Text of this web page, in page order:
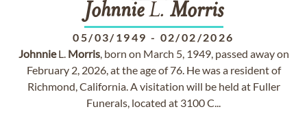
JohnnieL. Morris
05/03/1949 - 02/02/2026
JohnnieL. Morris, born on March 5, 1949, passed away on
February 2, 2026, at the age of 76. He was a resident of
Richmond, California. A visitation will be held at Fuller
Funerals, located at 3100 C...